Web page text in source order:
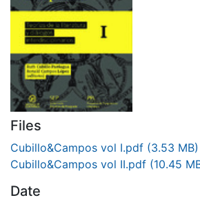
Files
Cubillo&Campos vol I.pdf (3.53 MB)
Cubillo&Campos vol II.pdf (10.45
Date